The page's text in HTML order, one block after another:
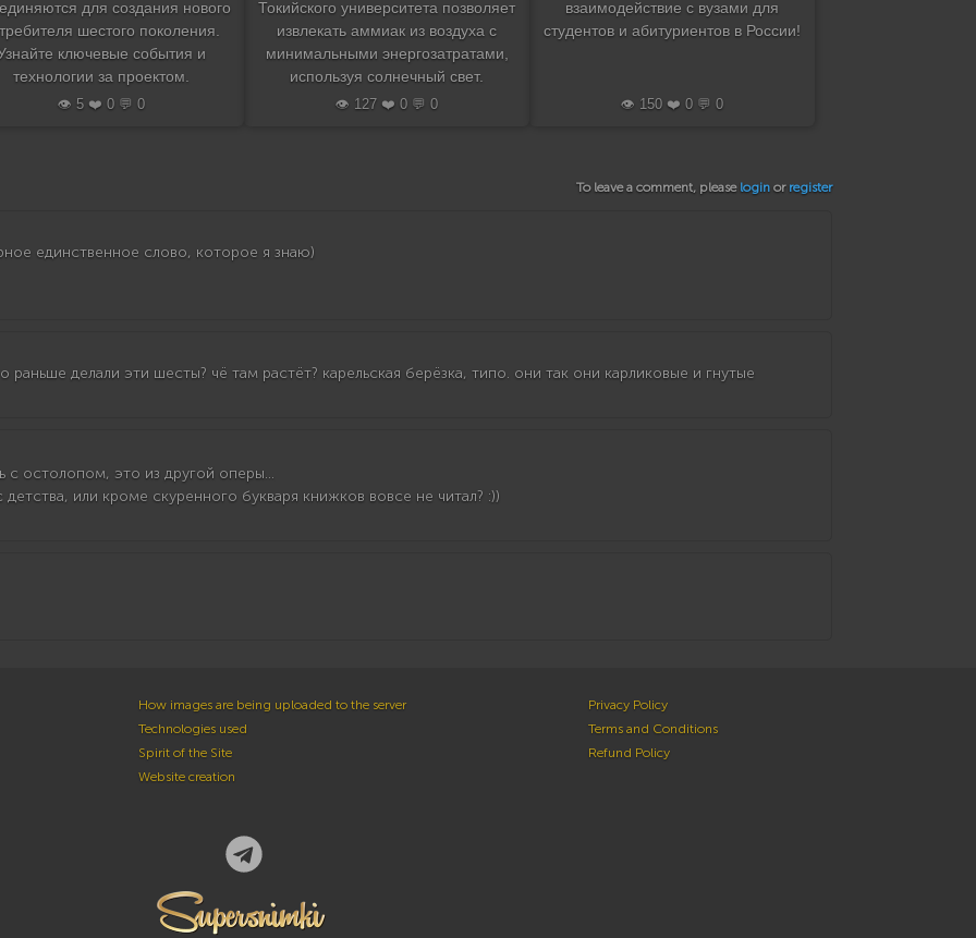
для создания нового
шестого поколения.
ключевые события и
технологии за проектом.
👁️ 5 ❤️ 0 💬 0
Токийского университета позволяет
извлекать аммиак из воздуха с
минимальными энергозатратами,
используя солнечный свет.
👁️ 127 ❤️ 0 💬 0
взаимодействие с вузами для
студентов и абитуриентов в России!
👁️ 150 ❤️ 0 💬 0
To leave a comment, please login or register
единственное слово, которое я знаю)
делали эти шесты? чё там растёт? карельская берёзка, типо. они так они карликовые и гнутые
с остолопом, это из другой оперы...
или кроме скуренного букваря книжков вовсе не читал? :))
How images are being uploaded to the server
Technologies used
Spirit of the Site
Website creation
Privacy Policy
Terms and Conditions
Refund Policy